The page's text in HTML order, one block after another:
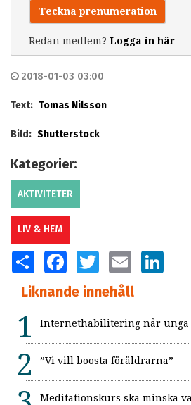
Teckna prenumeration
Redan medlem? Logga in här
2018-01-03 03:00
Text: Tomas Nilsson
Bild: Shutterstock
Kategorier:
AKTIVITETER
LIV & HEM
SHARE FACEBOOKTWITTER EMAIL
Liknande innehåll
Internethabilitering når unga
”Vi vill boosta föräldrarna”
Meditationskurs ska minska